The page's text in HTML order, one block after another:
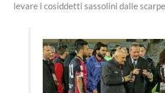
levare i cosiddetti sassolini dalle